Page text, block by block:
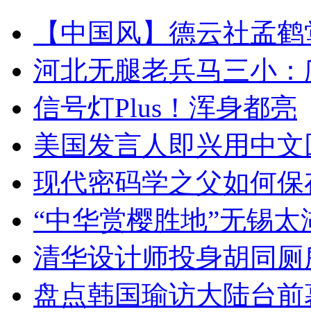
【中国风】德云社孟
河北无腿老兵马三小
信号灯Plus！浑身都亮
美国发言人即兴用中
现代密码学之父如何
“中华赏樱胜地”无锡
清华设计师投身胡同
盘点韩国瑜访大陆台